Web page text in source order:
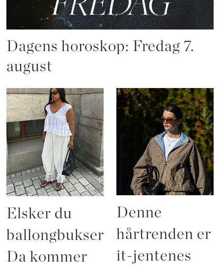
Dagens horoskop: Fredag 7.
august
Elsker du
ballongbukser?
Da kommer
Denne
hårtrenden er
it-jentenes